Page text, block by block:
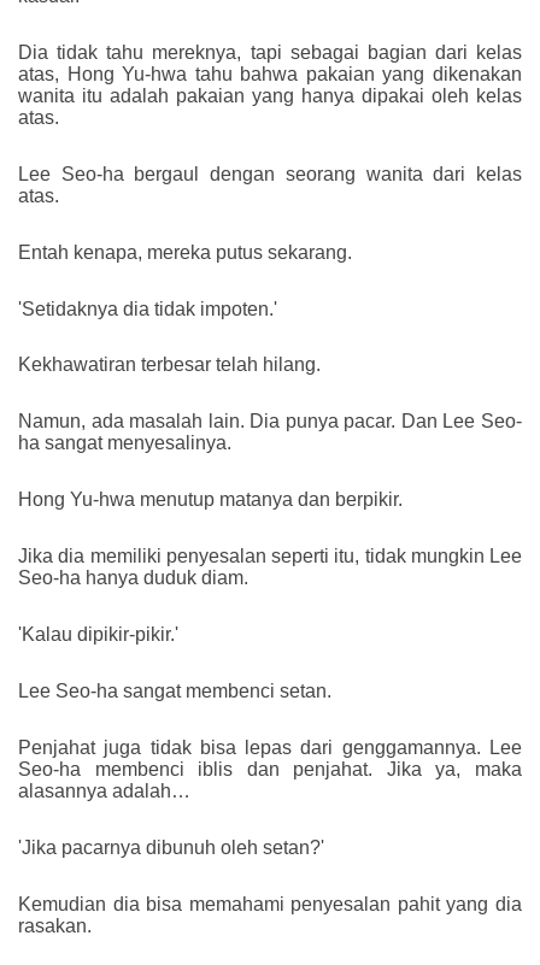
Dia tidak tahu mereknya, tapi sebagai bagian dari kelas
atas, Hong Yu-hwa tahu bahwa pakaian yang dikenakan
wanita itu adalah pakaian yang hanya dipakai oleh kelas
atas.
Lee Seo-ha bergaul dengan seorang wanita dari kelas
atas.
Entah kenapa, mereka putus sekarang.
'Setidaknya dia tidak impoten.'
Kekhawatiran terbesar telah hilang.
Namun, ada masalah lain. Dia punya pacar. Dan Lee Seo-
ha sangat menyesalinya.
Hong Yu-hwa menutup matanya dan berpikir.
Jika dia memiliki penyesalan seperti itu, tidak mungkin Lee
Seo-ha hanya duduk diam.
'Kalau dipikir-pikir.'
Lee Seo-ha sangat membenci setan.
Penjahat juga tidak bisa lepas dari genggamannya. Lee
Seo-ha membenci iblis dan penjahat. Jika ya, maka
alasannya adalah…
'Jika pacarnya dibunuh oleh setan?'
Kemudian dia bisa memahami penyesalan pahit yang dia
rasakan.